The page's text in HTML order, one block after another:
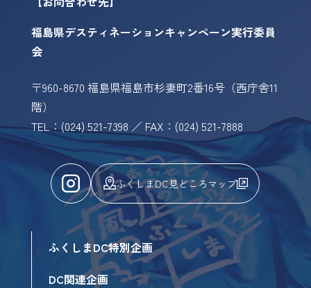
福島県デスティネーションキャンペーン実行委員
会
〒960-8670 福島県福島市杉妻町2番16号（西庁舎11
階）
TEL：(024) 521-7398 ／ FAX：(024) 521-7888
ふくしまDC見どころマップ
ふくしまDC特別企画
DC関連企画